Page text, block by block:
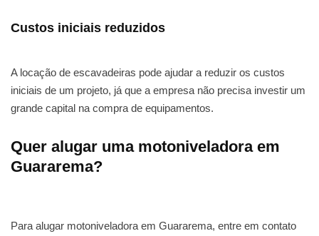
Custos iniciais reduzidos
A locação de escavadeiras pode ajudar a reduzir os custos
iniciais de um projeto, já que a empresa não precisa investir um
grande capital na compra de equipamentos.
Quer alugar uma motoniveladora em
Guararema?
Para alugar motoniveladora em Guararema, entre em contato